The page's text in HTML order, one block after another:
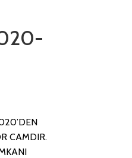
CAMDIR.